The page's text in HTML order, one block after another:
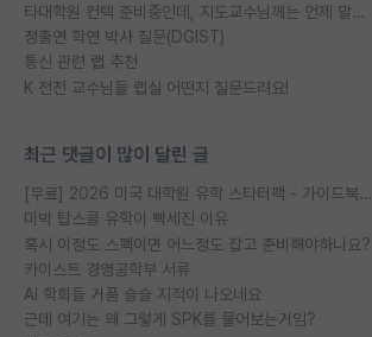
타대학원 컨텍 준비중인데, 지도교수님께는 언제 말씀드려야 할까요?
정출연 학연 박사 질문(DGIST)
통신 관련 랩 추천
K 전전 교수님들 랩실 어떤지 질문드려요!
최근 댓글이 많이 달린 글
[무료] 2026 미국 대학원 유학 스타터팩 - 가이드북 & 합격자 컨택메일 템플릿
미박 탑스쿨 유학이 빡세진 이유
혹시 이정도 스펙이면 어느정도 잡고 준비해야하나요?
카이스트 경영공학부 서류
AI 학회들 거품 슬슬 지적이 나오네요
근데 여기는 왜 그렇게 SPK를 물어보는거임?